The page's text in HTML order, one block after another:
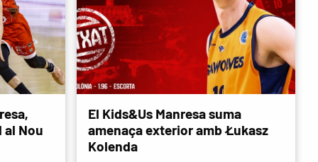
al Nou
El Kids&Us Manresa suma
amenaça exterior amb Łukasz
Kolenda